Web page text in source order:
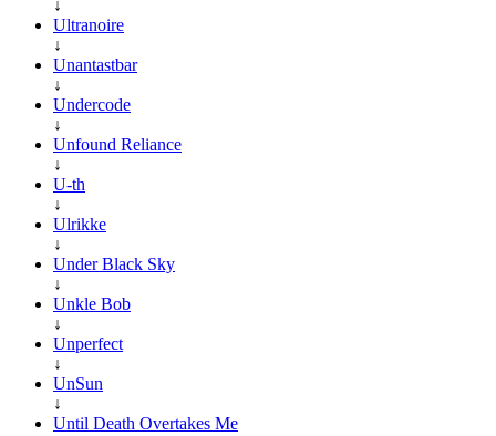
↓
Ultranoire
↓
Unantastbar
↓
Undercode
↓
Unfound Reliance
↓
U-th
↓
Ulrikke
↓
Under Black Sky
↓
Unkle Bob
↓
Unperfect
↓
UnSun
↓
Until Death Overtakes Me